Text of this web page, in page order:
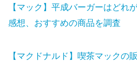
【マック】平成バーガーはどれ
感想、おすすめの商品を調査
【マクドナルド】喫茶マックの